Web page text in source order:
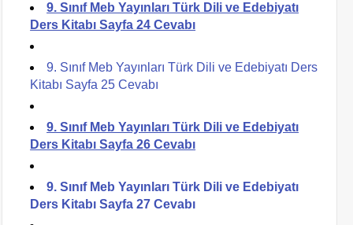
9. Sınıf Meb Yayınları Türk Dili ve Edebiyatı
Ders Kitabı Sayfa 24 Cevabı
9. Sınıf Meb Yayınları Türk Dili ve Edebiyatı Ders
Kitabı Sayfa 25 Cevabı
9. Sınıf Meb Yayınları Türk Dili ve Edebiyatı
Ders Kitabı Sayfa 26 Cevabı
9. Sınıf Meb Yayınları Türk Dili ve Edebiyatı
Ders Kitabı Sayfa 27 Cevabı